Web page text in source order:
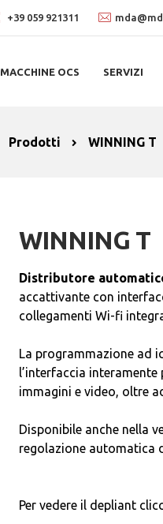
+39 059 921311
MACCHINE OCS SERVIZI
Prodotti WINNING T
WINNING T
Distributore
accattivante con
collegamenti Wi-fi
La programmazione ad
l’interfaccia
immagini e video, oltre
Disponibile anche nella
regolazione automatica
Per vedere il depliant